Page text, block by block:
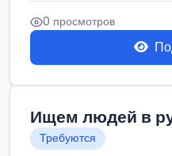
0 просмотров
Ищем людей в
Требуются